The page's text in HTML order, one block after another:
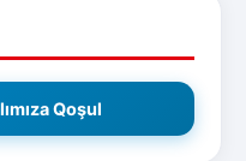
Qoşul